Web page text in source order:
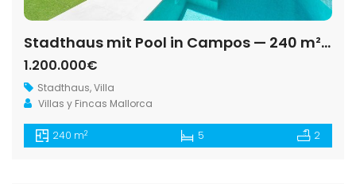
Stadthaus mit Pool in Campos — 240 m², 5 Schlafzimmer, zwei unabhängige Etagen
1.200.000€
Stadthaus,Villa
Villas y Fincas Mallorca
240 m2 5 2